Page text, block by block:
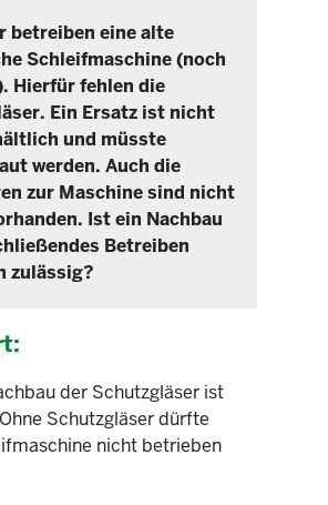
betreiben eine alte
Schleifmaschine (noch
Hierfür fehlen die
Ein Ersatz ist nicht
und müsste
werden. Auch die
zur Maschine sind nicht
Ist ein Nachbau
Betreiben
zulässig?
der Schutzgläser ist
Schutzgläser dürfte
nicht betrieben